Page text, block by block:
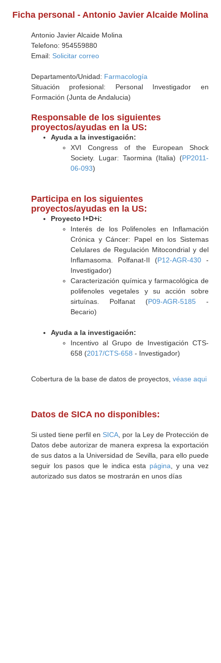
Ficha personal - Antonio Javier Alcaide Molina
Antonio Javier Alcaide Molina
Telefono: 954559880
Email: Solicitar correo
Departamento/Unidad: Farmacología
Situación profesional: Personal Investigador en
Formación (Junta de Andalucia)
Responsable de los siguientes
proyectos/ayudas en la US:
Ayuda a la investigación:
XVI Congress of the European Shock
Society. Lugar: Taormina (Italia) (PP2011-
06-093)
Participa en los siguientes
proyectos/ayudas en la US:
Proyecto I+D+i:
Interés de los Polifenoles en Inflamación
Crónica y Cáncer: Papel en los Sistemas
Celulares de Regulación Mitocondrial y del
Inflamasoma. Polfanat-II (P12-AGR-430-
Investigador)
Caracterización química y farmacológica de
polifenoles vegetales y su acción sobre
sirtuínas. Polfanat (P09-AGR-5185-
Becario)
Ayuda a la investigación:
Incentivo al Grupo de Investigación CTS-
658 (2017/CTS-658 - Investigador)
Cobertura de la base de datos de proyectos, véase aqui
Datos de SICA no disponibles:
Si usted tiene perfil en SICA , por la Ley de Protección de
Datos debe autorizar de manera expresa la exportación
de sus datos a la Universidad de Sevilla, para ello puede
seguir los pasos que le indica esta página , y una vez
autorizado sus datos se mostrarán en unos días